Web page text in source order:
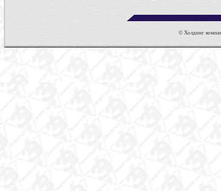
© Холдинг